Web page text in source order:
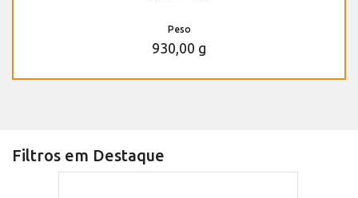
Peso
930,00 g
Filtros em Destaque